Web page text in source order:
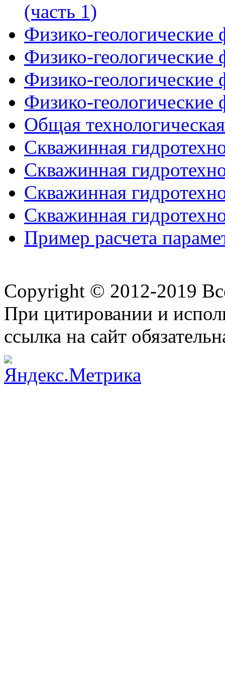
(часть 1)
Физико-геологические
Физико-геологические
Физико-геологические
Физико-геологические
Общая
Скважинная
Скважинная
Скважинная
Скважинная
Пример расчета
Copyright © 2012-2019
При цитировании и
ссылка на сайт